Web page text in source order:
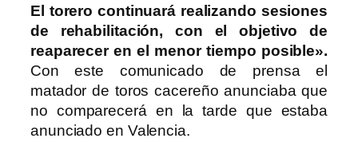
El torero continuará realizando sesiones
de rehabilitación, con el objetivo de
reaparecer en el menor tiempo posible».
Con este comunicado de prensa el
matador de toros cacereño anunciaba que
no comparecerá en la tarde que estaba
anunciado en Valencia.